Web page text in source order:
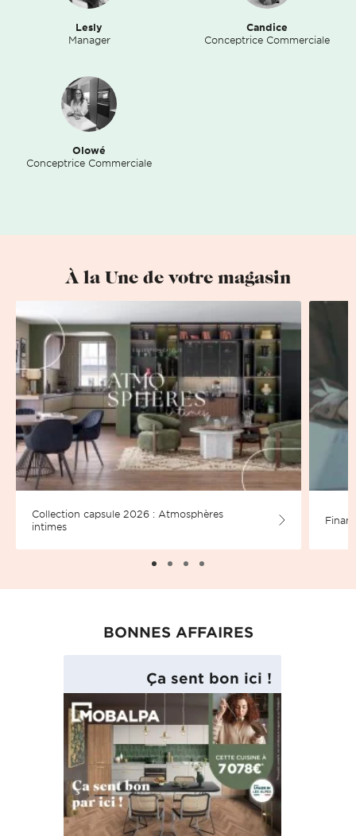
Lesly
Manager
Olowé
Conceptrice Commerciale
Candice
Conceptrice Commerciale
À la Une de votre magasin
Collection capsule 2026 : Atmosphères
intimes
BONNES AFFAIRES
Ça sent bon ici !